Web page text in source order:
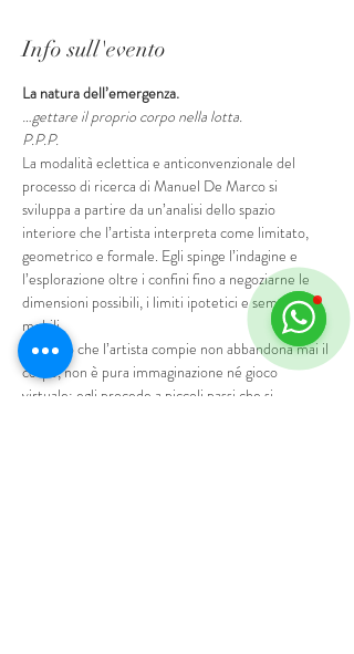
Info sull'evento
La natura dell’emergenza.
…gettare il proprio corpo nella lotta.
P.P.P.
La modalità eclettica e anticonvenzionale del
processo di ricerca di Manuel De Marco si
sviluppa a partire da un’analisi dello spazio
interiore che l’artista interpreta come limitato,
geometrico e formale. Egli spinge l’indagine e
l’esplorazione oltre i confini fino a negoziarne le
dimensioni possibili, i limiti ipotetici e sempre
mobili.
Il viaggio che l’artista compie non abbandona mai il
corpo, non è pura immaginazione né gioco
virtuale; egli procede a piccoli passi che si